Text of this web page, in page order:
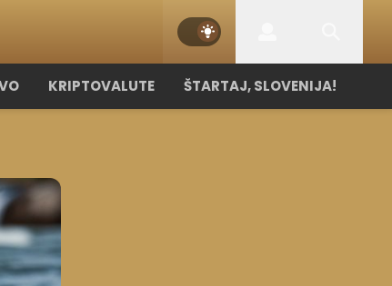
KRIPTOVALUTE ŠTARTAJ, SLOVENIJA!